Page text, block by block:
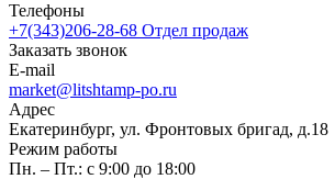
Телефоны
+7(343)206-28-68 Отдел продаж
Заказать звонок
E-mail
market@litshtamp-po.ru
Адрес
Екатеринбург, ул. Фронтовых бригад, д.18
Режим работы
Пн. – Пт.: с 9:00 до 18:00